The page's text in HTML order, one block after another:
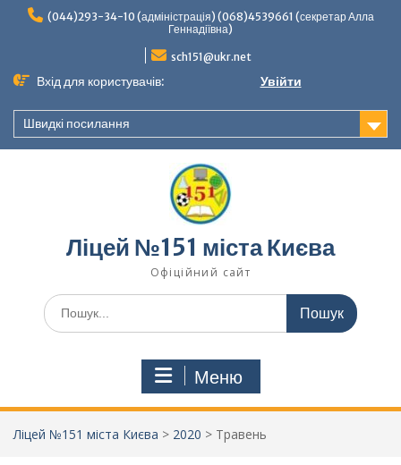
Перейти(044)293-34-10 (адміністрація) (068)4539661 (секретар Алла
Геннадіївна)
sch151@ukr.net
Вхід для користувачів: Увійти
Швидкі посилання
Ліцей №151 міста Києва
Офіційний сайт
Шукати:
Меню
Ліцей №151 міста Києва > 2020 > Травень